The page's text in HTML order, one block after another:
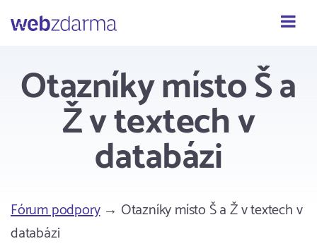
Webzdarma
Otazníky místo Š a
Ž v textech v
databázi
Fórum podpory→ Otazníky místo Š a Ž v textech v
databázi